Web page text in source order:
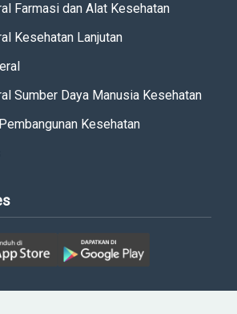
Farmasi dan Alat Kesehatan
Kesehatan Lanjutan
Sumber Daya Manusia Kesehatan
Kesehatan